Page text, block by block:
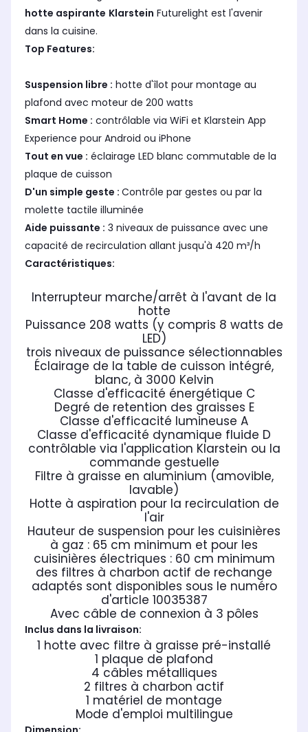
hotte aspirante Klarstein Futurelight est l'avenir
dans la cuisine.
Top Features:
Suspension libre : hotte d'îlot pour montage au
plafond avec moteur de 200 watts
Smart Home : contrôlable via WiFi et Klarstein App
Experience pour Android ou iPhone
Tout en vue : éclairage LED blanc commutable de la
plaque de cuisson
D'un simple geste : Contrôle par gestes ou par la
molette tactile illuminée
Aide puissante : 3 niveaux de puissance avec une
capacité de recirculation allant jusqu'à 420 m³/h
Caractéristiques:
Interrupteur marche/arrêt à l'avant de la
hotte
Puissance 208 watts (y compris 8 watts de
LED)
trois niveaux de puissance sélectionnables
Éclairage de la table de cuisson intégré,
blanc, à 3000 Kelvin
Classe d'efficacité énergétique C
Degré de retention des graisses E
Classe d'efficacité lumineuse A
Classe d'efficacité dynamique fluide D
contrôlable via l'application Klarstein ou la
commande gestuelle
Filtre à graisse en aluminium (amovible,
lavable)
Hotte à aspiration pour la recirculation de
l'air
Hauteur de suspension pour les cuisinières
à gaz : 65 cm minimum et pour les
cuisinières électriques : 60 cm minimum
des filtres à charbon actif de rechange
adaptés sont disponibles sous le numéro
d'article 10035387
Avec câble de connexion à 3 pôles
Inclus dans la livraison:
1 hotte avec filtre à graisse pré-installé
1 plaque de plafond
4 câbles métalliques
2 filtres à charbon actif
1 matériel de montage
Mode d'emploi multilingue